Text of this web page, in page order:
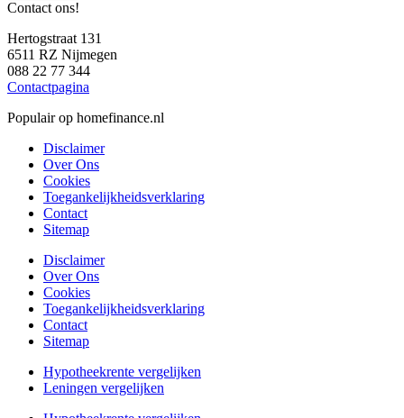
Contact ons!
Hertogstraat 131
6511 RZ Nijmegen
088 22 77 344
Contactpagina
Populair op homefinance.nl
Disclaimer
Over Ons
Cookies
Toegankelijkheidsverklaring
Contact
Sitemap
Disclaimer
Over Ons
Cookies
Toegankelijkheidsverklaring
Contact
Sitemap
Hypotheekrente vergelijken
Leningen vergelijken